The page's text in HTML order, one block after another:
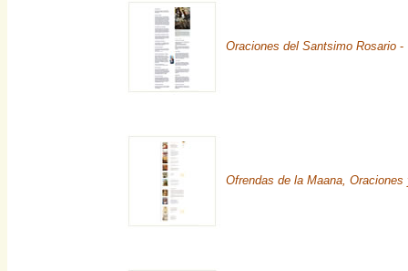
Oraciones del Santsimo Rosario -
Ofrendas de la Maana, Oraciones